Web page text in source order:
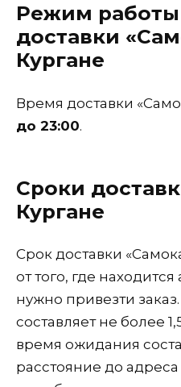
Режим
доставки
Кургане
Время доставки
до 23:00.
Сроки
Кургане
Срок доставки
от того, где
нужно привезти
составляет не более
время ожидания
расстояние до